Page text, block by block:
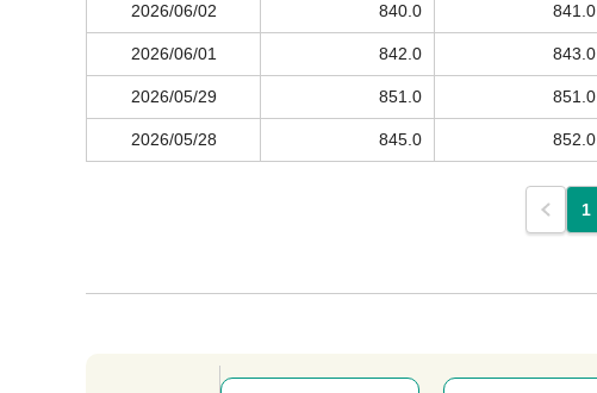
2026/06/02 840.0 841.0
2026/06/01 842.0 843.0
2026/05/29 851.0 851.0
2026/05/28 845.0 852.0
1